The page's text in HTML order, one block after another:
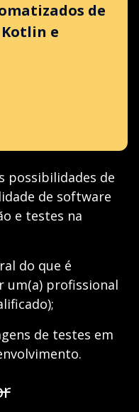
de
e
possibilidades de
de software
e testes na
do que é
um(a) profissional
de testes em